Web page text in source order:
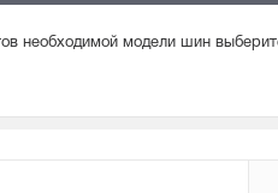
необходимой модели шин